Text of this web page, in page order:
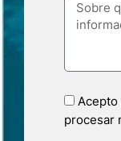
procesar